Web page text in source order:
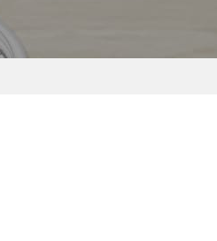
プライバシーポリシー